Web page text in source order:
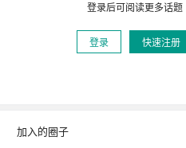
登录后可阅读更多话题
登录 快速注册
加入的圈子